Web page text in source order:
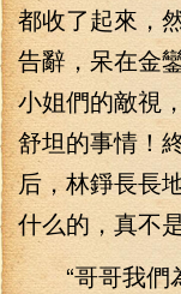
都收了起來，
告辭，呆在金
小姐們的敵視
舒坦的事情！
后，林錚長長
什么的，真不
“哥哥我們為